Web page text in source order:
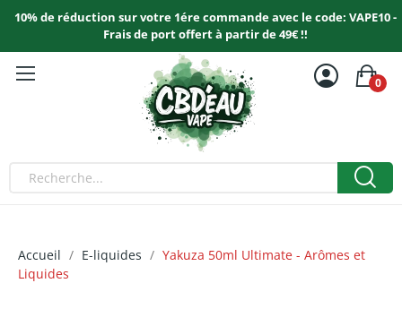
10% de réduction sur votre 1ére commande avec le code: VAPE10 -
Frais de port offert à partir de 49€ !!
0
Accueil E-liquides
Yakuza 50ml Ultimate - Arômes et
Liquides